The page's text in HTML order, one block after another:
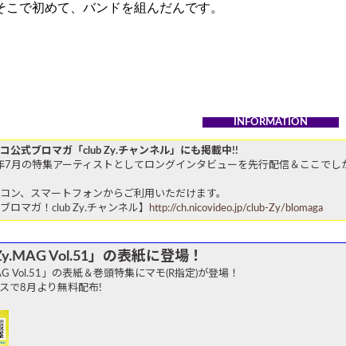
で初めて、バンドを組んだんです。
INFORMATION
公式ブロマガ「club Zy.チャンネル」にも掲載中!!
7月の特集アーティストとしてロングインタビューを先行配信＆ここで
ン、スマートフォンからご利用いただけます。
ブロマガ！club Zy.チャンネル】
http://ch.nicovideo.jp/club-Zy/blomaga
Vol.51」の表紙に登場！
Vol.51」の表紙＆巻頭特集にマモ(R指定)が登場！
で8月より無料配布!